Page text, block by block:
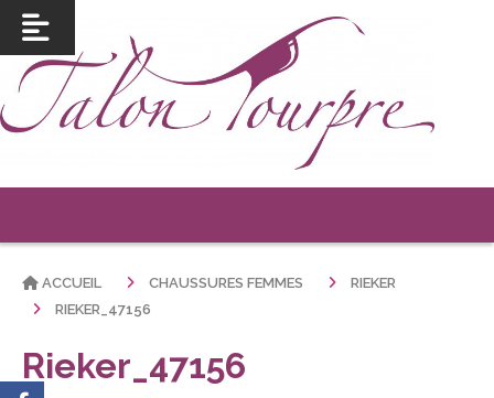
ACCUEIL CHAUSSURES FEMMES
RIEKER
RIEKER_47156
Rieker_47156